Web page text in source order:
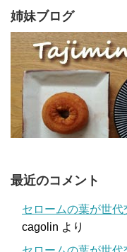
姉妹ブログ
最近のコメント
セロームの葉が世
cagolin より